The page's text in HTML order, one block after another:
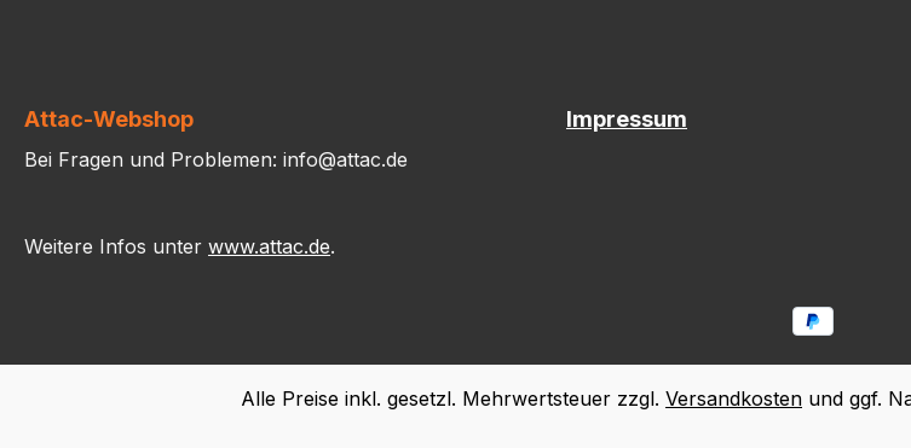
Attac-Webshop
Bei Fragen und Problemen: info@attac.de
Weitere Infos unter www.attac.de.
Impressum
Alle Preise inkl. gesetzl. Mehrwertsteuer zzgl. Versandkosten und ggf.